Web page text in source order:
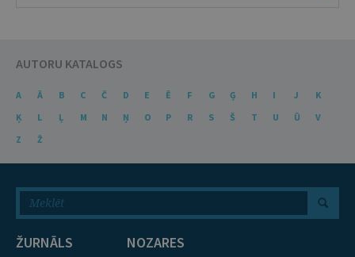
AUTORU KATALOGS
A Ā B C Č D E Ē F G Ģ H I J
K
Ķ
L Ļ M N Ņ O P R S Š T U Ū
V
Z
Ž
ŽURNĀLS NOZARES